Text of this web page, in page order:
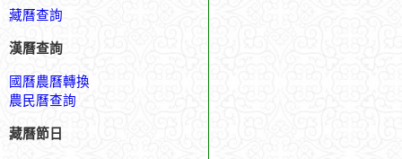
藏曆查詢
漢曆查詢
國曆農曆轉換
農民曆查詢
藏曆節日